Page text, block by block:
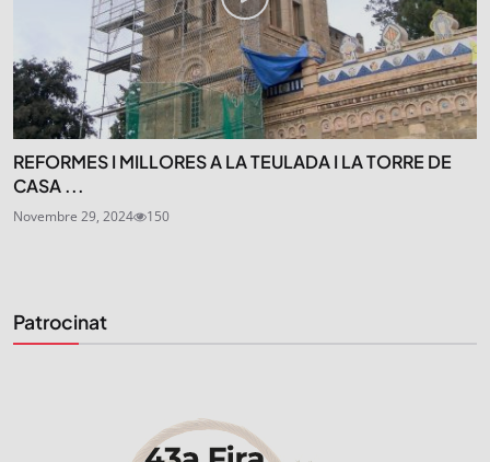
REFORMES I MILLORES A LA TEULADA I LA TORRE DE
CASA ...
Novembre 29, 2024 150
Patrocinat
STAY UPDATED